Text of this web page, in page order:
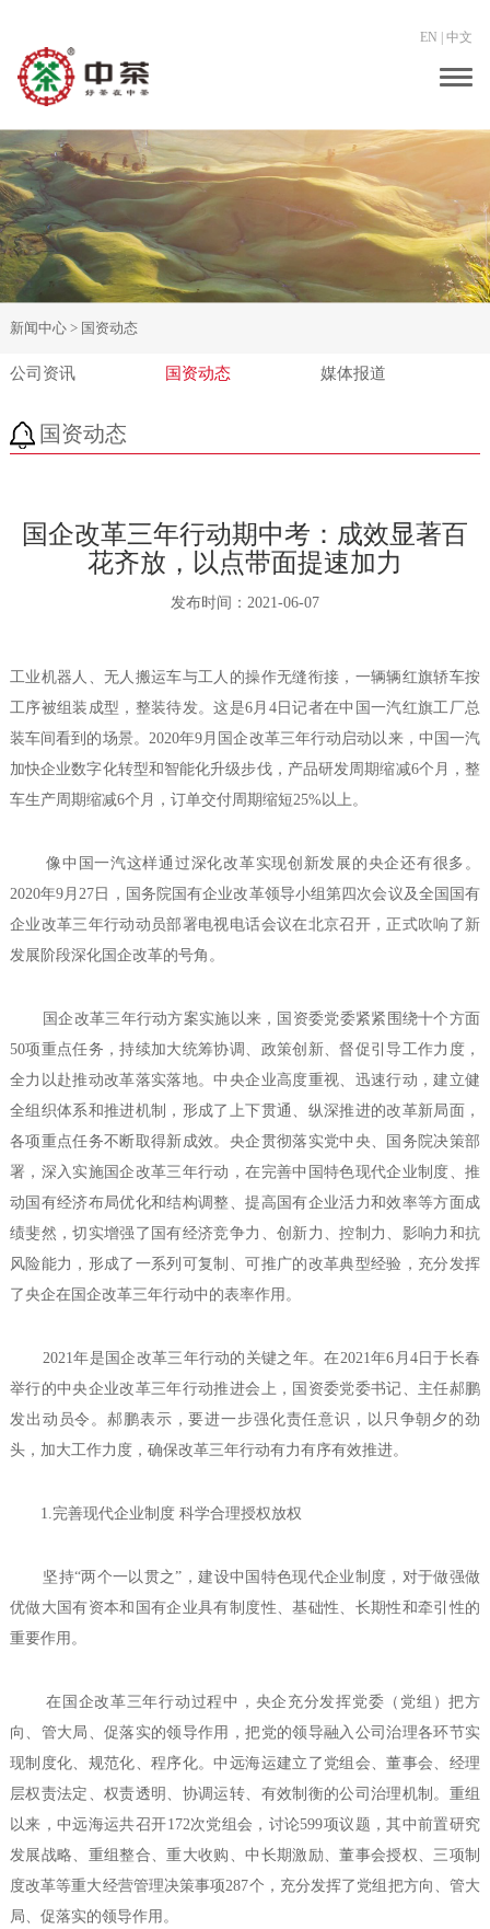
EN 中文
新闻中心 > 国资动态
公司资讯 国资动态 媒体报道
国资动态
国企改革三年行动期中考：成效显著百
花齐放，以点带面提速加力
发布时间： 2021-06-07
工业机器人、无人搬运车与工人的操作无缝衔接，一辆辆红旗轿车按
工序被组装成型，整装待发。这是6月4日记者在中国一汽红旗工厂总
装车间看到的场景。2020年9月国企改革三年行动启动以来，中国一汽
加快企业数字化转型和智能化升级步伐，产品研发周期缩减6个月，整
车生产周期缩减6个月，订单交付周期缩短25%以上。
像中国一汽这样通过深化改革实现创新发展的央企还有很多。
2020年9月27日，国务院国有企业改革领导小组第四次会议及全国国有
企业改革三年行动动员部署电视电话会议在北京召开，正式吹响了新
发展阶段深化国企改革的号角。
国企改革三年行动方案实施以来，国资委党委紧紧围绕十个方面
50项重点任务，持续加大统筹协调、政策创新、督促引导工作力度，
全力以赴推动改革落实落地。中央企业高度重视、迅速行动，建立健
全组织体系和推进机制，形成了上下贯通、纵深推进的改革新局面，
各项重点任务不断取得新成效。央企贯彻落实党中央、国务院决策部
署，深入实施国企改革三年行动，在完善中国特色现代企业制度、推
动国有经济布局优化和结构调整、提高国有企业活力和效率等方面成
绩斐然，切实增强了国有经济竞争力、创新力、控制力、影响力和抗
风险能力，形成了一系列可复制、可推广的改革典型经验，充分发挥
了央企在国企改革三年行动中的表率作用。
2021年是国企改革三年行动的关键之年。在2021年6月4日于长春
举行的中央企业改革三年行动推进会上，国资委党委书记、主任郝鹏
发出动员令。郝鹏表示，要进一步强化责任意识，以只争朝夕的劲
头，加大工作力度，确保改革三年行动有力有序有效推进。
1.完善现代企业制度 科学合理授权放权
坚持“两个一以贯之”，建设中国特色现代企业制度，对于做强做
优做大国有资本和国有企业具有制度性、基础性、长期性和牵引性的
重要作用。
在国企改革三年行动过程中，央企充分发挥党委（党组）把方
向、管大局、促落实的领导作用，把党的领导融入公司治理各环节实
现制度化、规范化、程序化。中远海运建立了党组会、董事会、经理
层权责法定、权责透明、协调运转、有效制衡的公司治理机制。重组
以来，中远海运共召开172次党组会，讨论599项议题，其中前置研究
发展战略、重组整合、重大收购、中长期激励、董事会授权、三项制
度改革等重大经营管理决策事项287个，充分发挥了党组把方向、管大
局、促落实的领导作用。